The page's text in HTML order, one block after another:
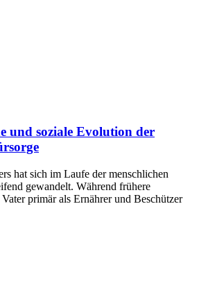
und soziale Evolution der
hat sich im Laufe der menschlichen
gewandelt. Während frühere
primär als Ernährer und Beschützer